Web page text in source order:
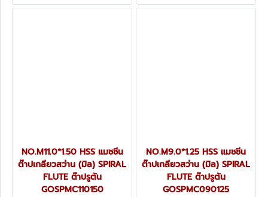
NO.M11.0*1.50 HSS แมชชีน
ต๊าปเกลียวสว่าน (มิล) SPIRAL
FLUTE ต๊าปรูตัน
GOSPMC110150
NO.M9.0*1.25 HSS แมชชีน
ต๊าปเกลียวสว่าน (มิล) SPIRAL
FLUTE ต๊าปรูตัน
GOSPMC090125